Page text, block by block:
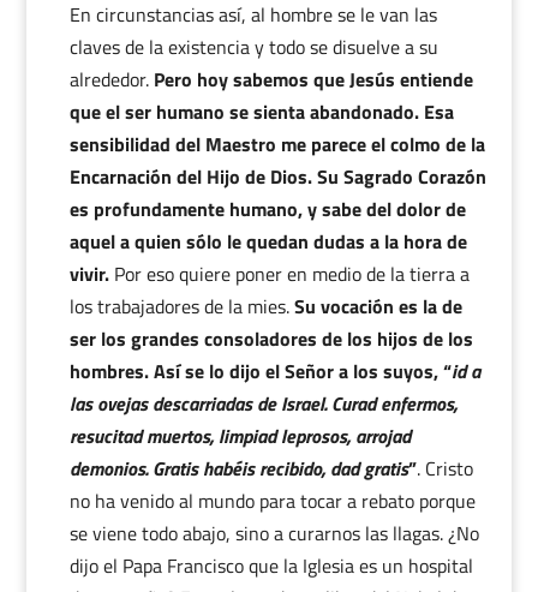
En circunstancias así, al hombre se le van las
claves de la existencia y todo se disuelve a su
alrededor. Pero hoy sabemos que Jesús entiende
que el ser humano se sienta abandonado. Esa
sensibilidad del Maestro me parece el colmo de la
Encarnación del Hijo de Dios. Su Sagrado Corazón
es profundamente humano, y sabe del dolor de
aquel a quien sólo le quedan dudas a la hora de
vivir. Por eso quiere poner en medio de la tierra a
los trabajadores de la mies.Su vocación es la de
ser los grandes consoladores de los hijos de los
hombres. Así se lo dijo el Señor a los suyos, “id a
las ovejas descarriadas de Israel. Curad enfermos,
resucitad muertos, limpiad leprosos, arrojad
demonios. Gratis habéis recibido, dad gratis”. Cristo
no ha venido al mundo para tocar a rebato porque
se viene todo abajo, sino a curarnos las llagas. ¿No
dijo el Papa Francisco que la Iglesia es un hospital